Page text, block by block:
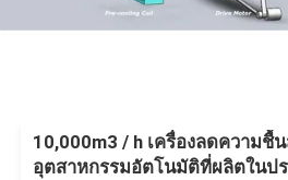
10,000m3 / h เครื่องลดความชื้
อุตสาหกรรมอัตโนมัติที่ผลิตในป